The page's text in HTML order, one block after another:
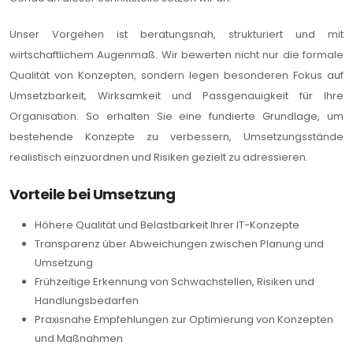
Unser Vorgehen ist beratungsnah, strukturiert und mit
wirtschaftlichem Augenmaß. Wir bewerten nicht nur die formale
Qualität von Konzepten, sondern legen besonderen Fokus auf
Umsetzbarkeit, Wirksamkeit und Passgenauigkeit für Ihre
Organisation. So erhalten Sie eine fundierte Grundlage, um
bestehende Konzepte zu verbessern, Umsetzungsstände
realistisch einzuordnen und Risiken gezielt zu adressieren.
Vorteile bei Umsetzung
Höhere Qualität und Belastbarkeit Ihrer IT-Konzepte
Transparenz über Abweichungen zwischen Planung und
Umsetzung
Frühzeitige Erkennung von Schwachstellen, Risiken und
Handlungsbedarfen
Praxisnahe Empfehlungen zur Optimierung von Konzepten
und Maßnahmen